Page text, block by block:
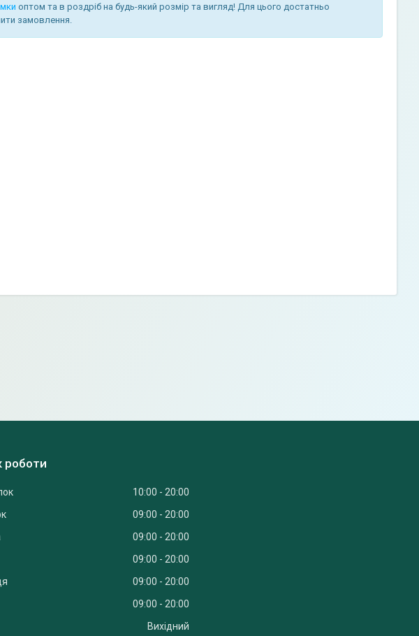
оптом та в роздріб на будь-який розмір та вигляд! Для цього достатньо
замовлення.
роботи
10:00
20:00
09:00
20:00
09:00
20:00
09:00
20:00
09:00
20:00
09:00
20:00
Вихідний